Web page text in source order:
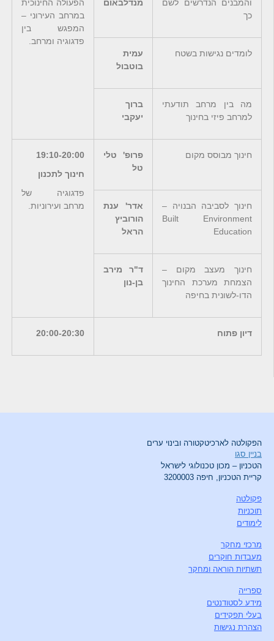
הפעולה החינוכית
במרחב העירוני –
המפגש בין
פדגוגיה ומרחב.
והמבנים הנדרשים לשם
כך
מנדלבאום
לומדים נגישות בשטח
עמית
בוטבול
מה בין מרחב תודעתי
למרחב פיזי בחינוך
ברוך
יעקבי
חינוך מבוסס מקום
פרופ' טלי
טל
19:10-20:00
חינוך לתכנון
פדגוגיה של
מרחב ועירוניות.
חינוך לסביבה הבנויה –
Built Environment
Education
אדר' ענת
הורוביץ
הראל
חינוך מעצב מקום –
הצמחת מערכת החינוך
הדו-לשונית בחיפה
ד"ר מירב
בן-נון
דיון פתוח 20:00-20:30
הפקולטה לארכיטקטורה ובינוי ערים
בניין סגו
הטכניון – מכון טכנולוגי לישראל
קריית הטכניון, חיפה 3200003
פקולטה
תוכניות
לימודים
מרכזי מחקר
מעבדות חוקרים
תשתיות הוראה ומחקר
ספרייה
מידע לסטודנטים
בעלי תפקידים
הצהרת נגישות